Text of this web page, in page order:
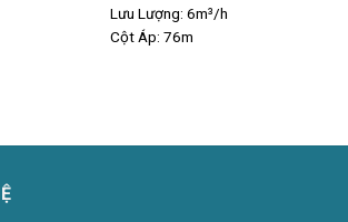
Lưu Lượng: 6m³/h
Cột Áp: 76m